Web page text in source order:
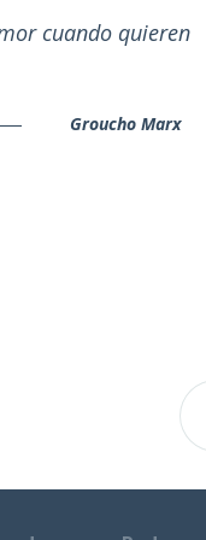
cuando quieren
Groucho Marx